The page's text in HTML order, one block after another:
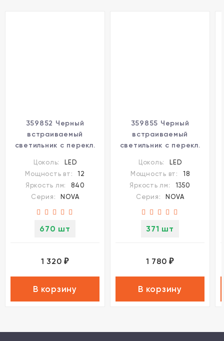
359852 Черный
встраиваемый
светильник с перекл.
антибликовым
фильтром 12Вт 960Лм
2700;3200;4000К
UGR19 CRI90 36° IP20
Novotech NOVA
Цоколь:
LED
Мощность вт:
12
Яркость лм:
840
Серия:
NOVA
670 шт
1 320₽
В корзину
359855 Черный
встраиваемый
светильник с перекл.
антибликовым
фильтром 18Вт 1530Лм
2700;3200;4000К
UGR19 CRI90 36° IP20
Novotech NOVA
Цоколь:
LED
Мощность вт:
18
Яркость лм:
1350
Серия:
NOVA
371 шт
1 780₽
В корзину